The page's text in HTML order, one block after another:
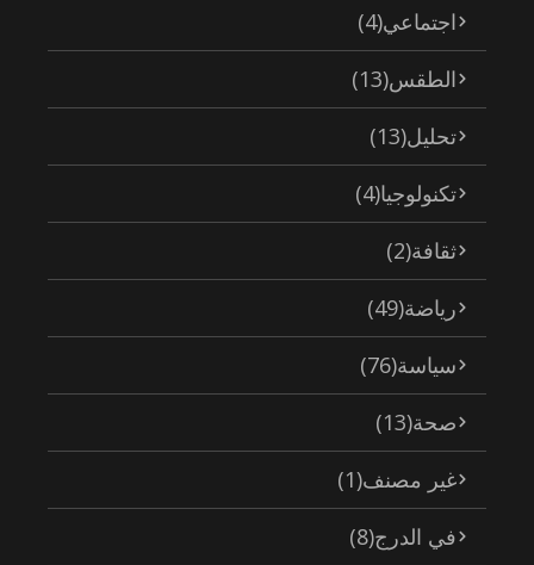
اجتماعي(4)
الطقس(13)
تحليل(13)
تكنولوجيا(4)
ثقافة(2)
رياضة(49)
سياسة(76)
صحة(13)
غير مصنف(1)
في الدرج(8)